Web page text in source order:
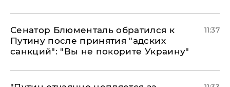
Сенатор Блюменталь обратился к
Путину после принятия "адских
санкций": "Вы не покорите Украину"
11:37